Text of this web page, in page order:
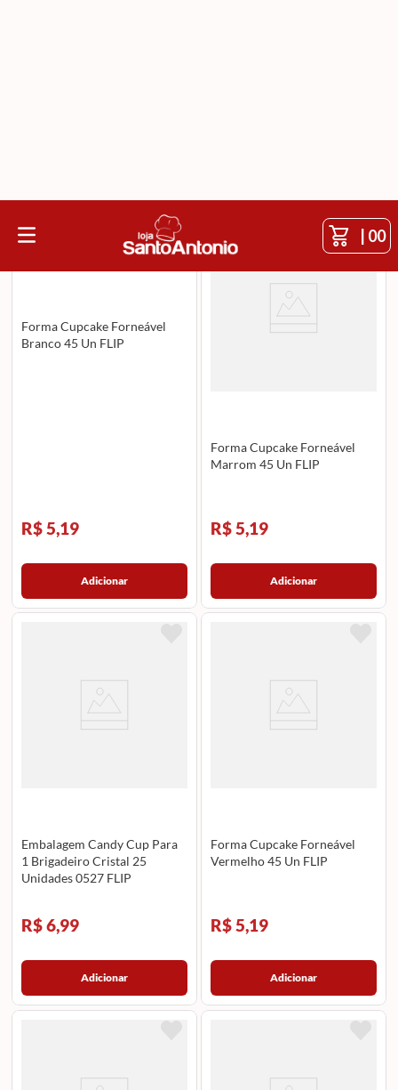
Forma Cupcake Forneável
Branco 45 Un FLIP
R$ 5,19
Adicionar
Forma Cupcake Forneável
Marrom 45 Un FLIP
R$ 5,19
Adicionar
Embalagem Candy Cup Para
1 Brigadeiro Cristal 25
Unidades 0527 FLIP
R$ 6,99
Adicionar
Forma Cupcake Forneável
Vermelho 45 Un FLIP
R$ 5,19
Adicionar